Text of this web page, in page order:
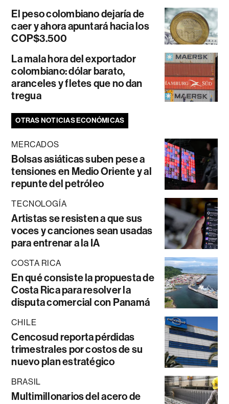
El peso colombiano dejaría de
caer y ahora apuntará hacia los
COP$3.500
La mala hora del exportador
colombiano: dólar barato,
aranceles y fletes que no dan
tregua
OTRAS NOTICIAS ECONÓMICAS
MERCADOS
Bolsas asiáticas suben pese a
tensiones en Medio Oriente y al
repunte del petróleo
TECNOLOGÍA
Artistas se resisten a que sus
voces y canciones sean usadas
para entrenar a la IA
COSTA RICA
En qué consiste la propuesta de
Costa Rica para resolver la
disputa comercial con Panamá
CHILE
Cencosud reporta pérdidas
trimestrales por costos de su
nuevo plan estratégico
BRASIL
Multimillonarios del acero de